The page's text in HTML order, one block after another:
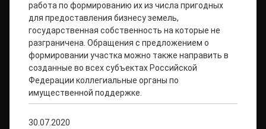
работа по формированию их из числа пригодных
для предоставления бизнесу земель,
государственная собственность на которые не
разграничена. Обращения с предложением о
формировании участка можно также направить в
созданные во всех субъектах Российской
Федерации коллегиальные органы по
имущественной поддержке.
30.07.2020